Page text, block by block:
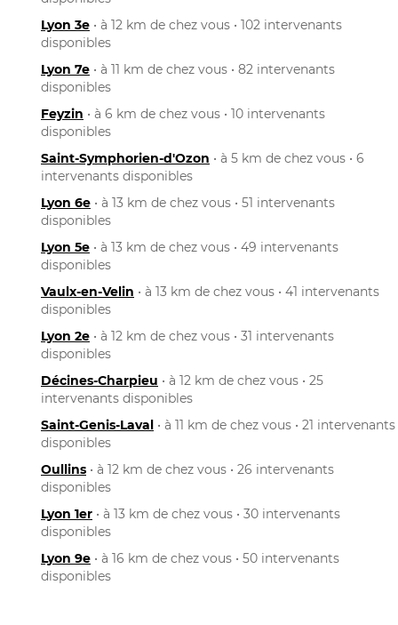
Lyon 3e • à 12 km de chez vous • 102 intervenants
disponibles
Lyon 7e • à 11 km de chez vous • 82 intervenants
disponibles
Feyzin • à 6 km de chez vous • 10 intervenants
disponibles
Saint-Symphorien-d'Ozon • à 5 km de chez vous • 6
intervenants disponibles
Lyon 6e • à 13 km de chez vous • 51 intervenants
disponibles
Lyon 5e • à 13 km de chez vous • 49 intervenants
disponibles
Vaulx-en-Velin • à 13 km de chez vous • 41 intervenants
disponibles
Lyon 2e • à 12 km de chez vous • 31 intervenants
disponibles
Décines-Charpieu • à 12 km de chez vous • 25
intervenants disponibles
Saint-Genis-Laval • à 11 km de chez vous • 21 intervenants
disponibles
Oullins • à 12 km de chez vous • 26 intervenants
disponibles
Lyon 1er • à 13 km de chez vous • 30 intervenants
disponibles
Lyon 9e • à 16 km de chez vous • 50 intervenants
disponibles